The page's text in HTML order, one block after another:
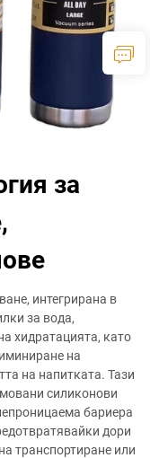
за
интегрирана в
за вода,
хидратацията, като
на
на напитката. Тази
силиконови
бариера
дори
транспортиране или